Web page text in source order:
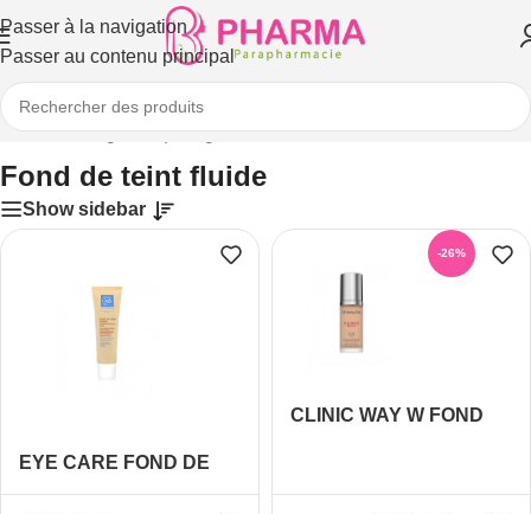
Passer à la navigation
Passer au contenu principal
Accueil/Visage/Maquillage/Fond de teint fluide
Fond de teint fluide
Show sidebar
EYE CARE FOND DE
-26%
CLINIC WAY W FOND